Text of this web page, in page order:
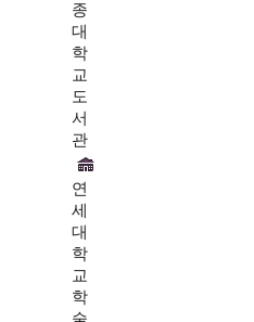
종
대
학
교
도
서
관
연
세
대
학
교
학